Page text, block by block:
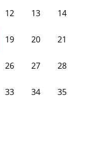
12 13 14
19 20 21
26 27 28
33 34 35